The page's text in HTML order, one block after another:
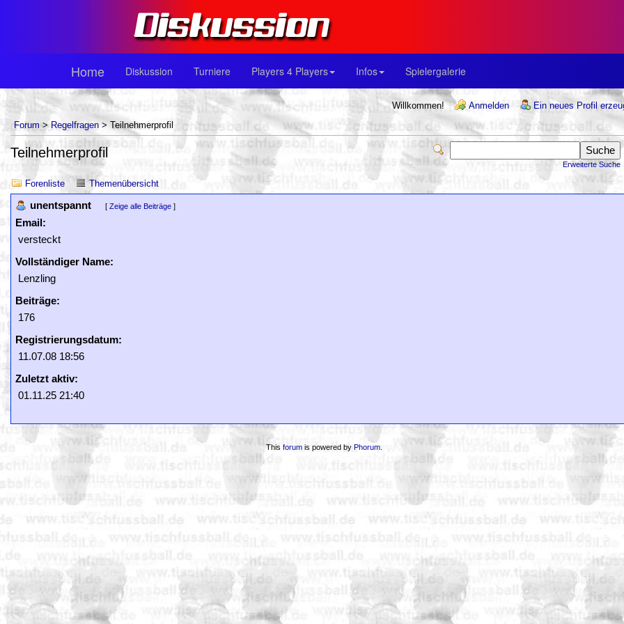
Home Diskussion Turniere Players 4 Players Infos Spielergalerie
Willkommen! Anmelden
Ein neues Profil
Forum > Regelfragen > Teilnehmerprofil
Erweiterte Suche
Teilnehmerprofil
Forenliste Themenübersicht
unentspannt [ Zeige alle Beiträge ]
Email:
versteckt
Vollständiger Name:
Lenzling
Beiträge:
176
Registrierungsdatum:
11.07.08 18:56
Zuletzt aktiv:
01.11.25 21:40
This forumis powered by Phorum.